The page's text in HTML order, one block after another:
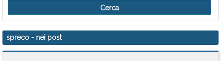
Info Utili
Rubriche
Calendario
spreco - nei post